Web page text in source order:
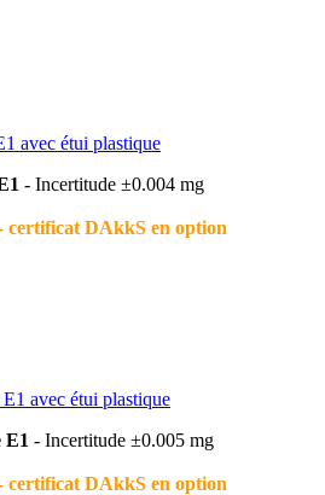
avec étui plastique
- Incertitude ±0.004 mg
certificat DAkkS en option
avec étui plastique
E1 - Incertitude ±0.005 mg
certificat DAkkS en option